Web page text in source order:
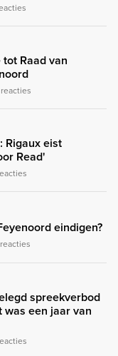
Raad van
Rigaux eist
Read'
eindigen?
spreekverbod
een jaar van